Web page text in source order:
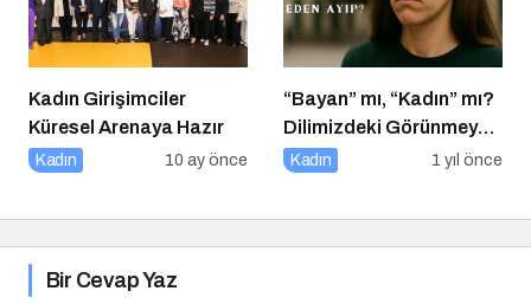
Kadın Girişimciler
Küresel Arenaya Hazır
Kadın 10 ay önce
“Bayan” mı, “Kadın” mı?
Dilimizdeki Görünmeyen
Cinsiyet Ayrımı
Kadın 1 yıl önce
Bir Cevap Yaz